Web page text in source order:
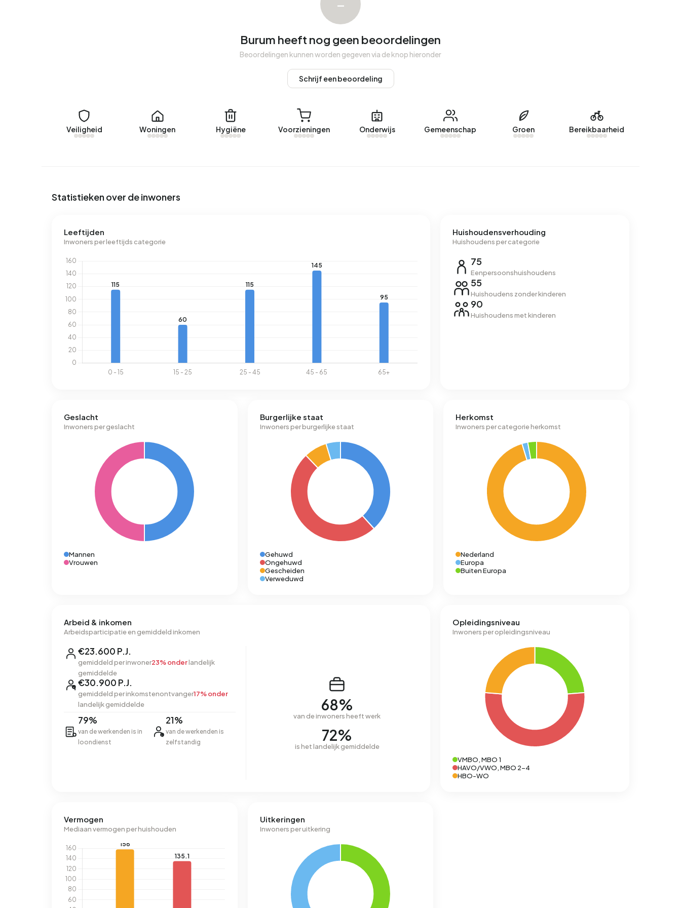
Momenteel zijn er geen woningen te huur in Burum. De meest recentelijke woning is
Rosemastraat 10
aangeboden door www.frieslandhuurt.nl. Afgelopen jaar zijn er geen woningen verhuurd in Burum.
In Burum zijn er 233 adressen met een geregistreerd energielabel. De meest voorkomende labels zijn G
Daarmee ligt het 2% lager dan het landelijke gemiddelde van 2.810 kWh. Het aardgasverbruik ligt met 1.360
m³ per jaar 6% boven het landelijke gemiddelde van 1.280 m³.
–
Burum heeft nog geen beoordelingen
Beoordelingen kunnen worden gegeven via de knop hieronder
Schrijf een beoordeling
Veiligheid Woningen Hygiëne Voorzieningen Onderwijs Gemeenschap Groen Bereikbaarheid
Statistieken over de inwoners
Leeftijden
Inwoners per leeftijds categorie
Huishoudensverhouding
Huishoudens per categorie
75
Eenpersoonshuishoudens
55
Huishoudens zonder kinderen
90
Huishoudens met kinderen
Geslacht
Inwoners per geslacht
Mannen
Vrouwen
Burgerlijke staat
Inwoners per burgerlijke staat
Gehuwd
Ongehuwd
Gescheiden
Verweduwd
Herkomst
Inwoners per categorie herkomst
Nederland
Europa
Buiten Europa
Arbeid & inkomen
Arbeidsparticipatie en gemiddeld inkomen
€23.600 P.J.
gemiddeld per inwoner23% onderlandelijk
gemiddelde
€30.900 P.J.
gemiddeld per inkomstenontvanger17% onder
landelijk gemiddelde
79%
van de werkenden is in
loondienst
21%
van de werkenden is
zelfstandig
68%
van de inwoners heeft werk
72%
is het landelijk gemiddelde
Opleidingsniveau
Inwoners per opleidingsniveau
VMBO, MBO 1
HAVO/VWO, MBO 2-4
HBO-WO
Vermogen
Mediaan vermogen per huishouden
Uitkeringen
Inwoners per uitkering